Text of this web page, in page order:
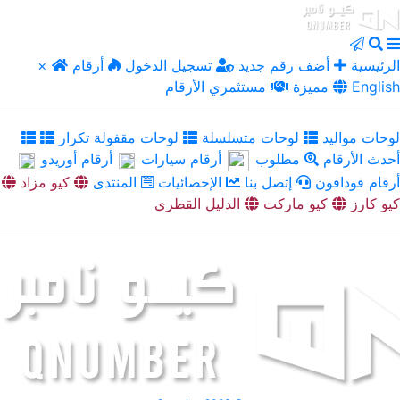
× الرئيسية أضف رقم جديد تسجيل الدخول
أرقام
مميزة
مستثمري الأرقام English
لوحات مواليد لوحات متسلسلة
لوحات مقفولة تكرار
أحدث الأرقام
مطلوب أرقام سيارات
أرقام أوريدو
أرقام فودافون
إتصل بنا الإحصائيات المنتدى
كيو مزاد
كيو كارز
كيو ماركت الدليل القطري